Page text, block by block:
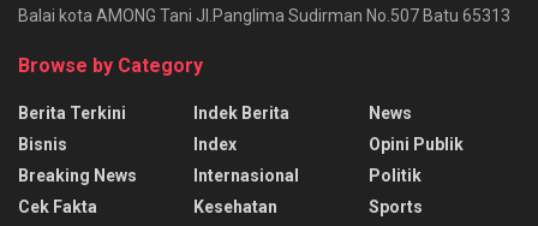
Balai kota AMONG Tani Jl.Panglima Sudirman No.507 Batu 65313
Browse by Category
Berita Terkini
Bisnis
Breaking News
Cek Fakta
Indek Berita
Index
Internasional
Kesehatan
News
Opini Publik
Politik
Sports